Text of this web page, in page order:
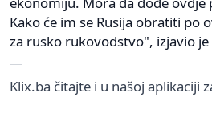
Kako će im se Rusija obratiti po
za rusko rukovodstvo", izjavio je
Klix.ba čitajte i u našoj aplikaciji